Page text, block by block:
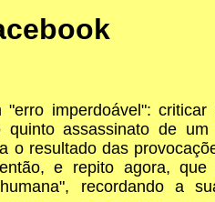
imperdoável":
quinto assassinato de
o resultado das
e repito agora,
recordando a